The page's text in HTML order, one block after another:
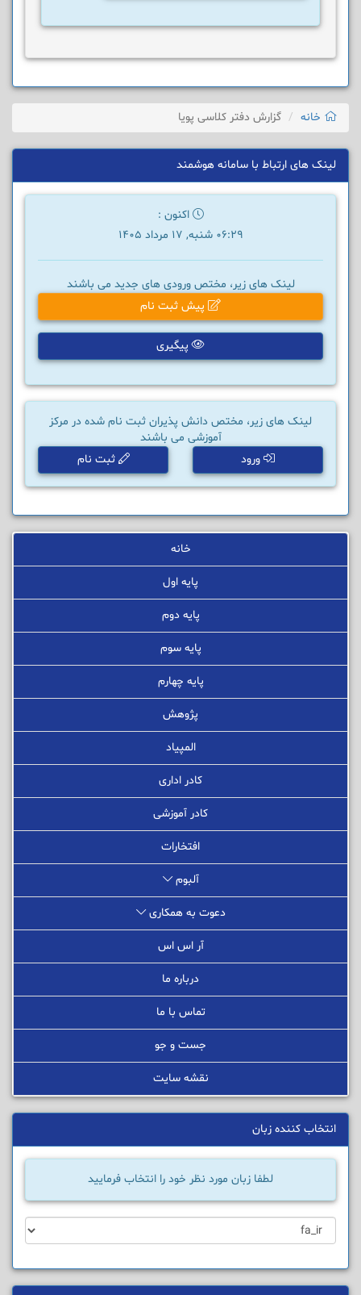
خانه گزارش دفتر کلاسی پویا
لینک های ارتباط با سامانه هوشمند
اکنون :
06:29 شنبه, 17 مرداد 1405
لینک های زیر، مختص ورودی های جدید می باشند
پیش ثبت نام
پیگیری
لینک های زیر، مختص دانش پذیران ثبت نام شده در مرکز
آموزشی می باشند
ورود
ثبت نام
خانه
پایه اول
پایه دوم
پایه سوم
پایه چهارم
پژوهش
المپیاد
کادر اداری
کادر آموزشی
افتخارات
آلبوم
دعوت به همکاری
آر اس اس
درباره ما
تماس با ما
جست و جو
نقشه سایت
انتخاب کننده زبان
لطفا زبان مورد نظر خود را انتخاب فرمایید